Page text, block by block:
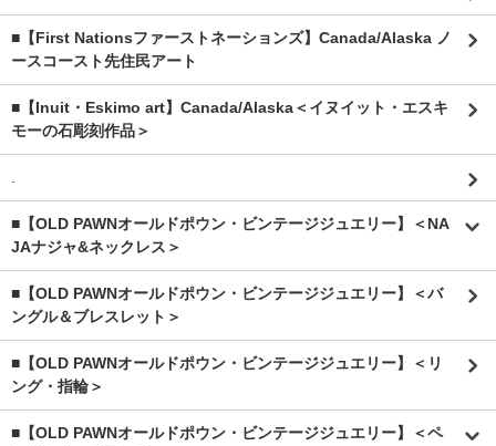
■【First Nationsファーストネーションズ】Canada/Alaska ノ
ースコースト先住民アート
■【Inuit・Eskimo art】Canada/Alaska＜イヌイット・エスキ
モーの石彫刻作品＞
.
■【OLD PAWNオールドポウン・ビンテージジュエリー】＜NA
JAナジャ&ネックレス＞
■【OLD PAWNオールドポウン・ビンテージジュエリー】＜バ
ングル＆ブレスレット＞
■【OLD PAWNオールドポウン・ビンテージジュエリー】＜リ
ング・指輪＞
■【OLD PAWNオールドポウン・ビンテージジュエリー】＜ペ